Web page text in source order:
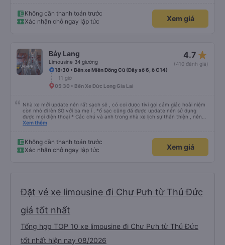
bạn ấy nha. Nếu bạn ấy bị trừ thì bảo bạn ấy liên hệ sđt của mình, mình hỗ
trợ ạ. Số mình đuôi 666, chuyến ĐH-NT ngày 16/1. À các bạn nữ lễ tân xinh
iu còn đổi cho mình phòng đơn sang đôi xong còn note là (một mình) yêu
Không cần thanh toán trước
Xác nhận chỗ ngay lập tức
Xem giá
Bảy Lang
Limousine 34 giường
4.7 star_rate
(410 đánh giá)
18:30 • Bến xe Miền Đông Cũ (Dãy số 6, ô C14)
11 giờ
05:30 • Bến Xe Đức Long Gia Lai
Nhà xe mới update nên rất sạch sẽ , có coi được tivi gợi cảm giác hoài niệm
còn nhỏ đi lên SG với ba mẹ í , *ổ sạc cũng đã được update nên sử dụng
được mọi điện thoại * Các chú và anh trong nhà xe lịch sự thân thiện , nên
các bạn yên tâm , giá còn phù hợp nữa nói chung oki la ngen , ai có nhu cầu
Xem thêm
Không cần thanh toán trước
Xác nhận chỗ ngay lập tức
Xem giá
Đặt vé xe limousine đi Chư Pưh từ Thủ Đức
giá tốt nhất
Tổng hợp TOP 10 xe limousine đi Chư Pưh từ Thủ Đức
tốt nhất hiện nay 08/2026